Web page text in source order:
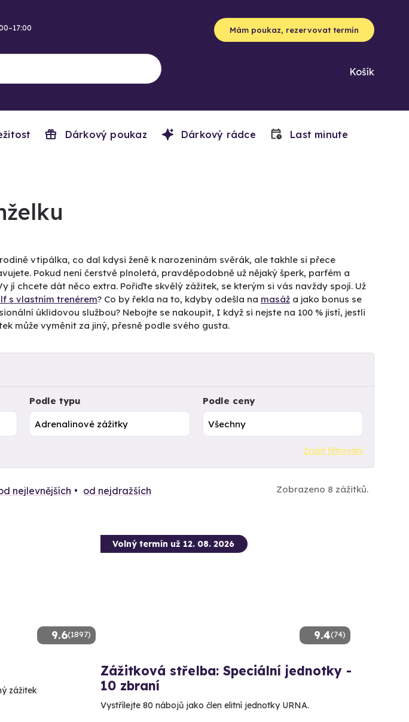
Mám poukaz, rezervovat termín
Košík
Dárkový poukaz Dárkový rádce Last minute
vtipálka, co dal kdysi ženě k narozeninám svěrák, ale takhle si přece
Pokud není čerstvě plnoletá, pravděpodobně už nějaký šperk, parfém a
jí chcete dát něco extra. Pořiďte skvělý zážitek, se kterým si vás navždy spojí. Už
s vlastním trenérem? Co by řekla na to, kdyby odešla na masáža jako bonus se
úklidovou službou? Nebojte se nakoupit, I když si nejste na 100 % jistí, jestli
může vyměnit za jiný, přesně podle svého gusta.
Podle typu Podle ceny
Zrušit filtrování
nejlevnějších od nejdražších Zobrazeno 8 zážitků.
9.6(1897)
zážitek
9.4(74)
Volný termín už 12. 08. 2026
Zážitková střelba: Speciální jednotky -
10 zbraní
Vystřílejte 80 nábojů jako člen elitní jednotky URNA.